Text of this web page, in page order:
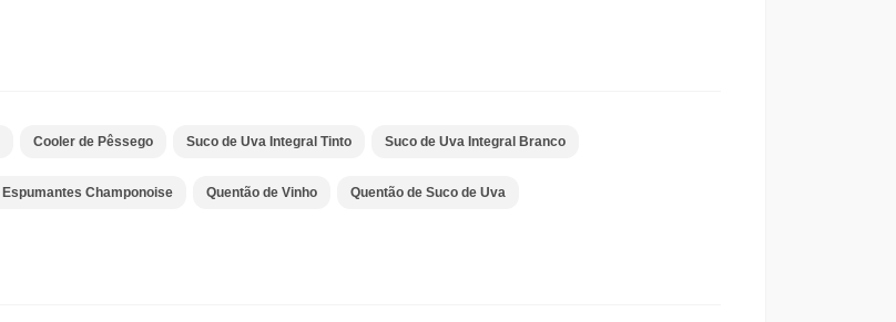
Cooler de Pêssego Suco de Uva Integral Tinto Suco de Uva Integral Branco
Espumantes Champonoise Quentão de Vinho Quentão de Suco de Uva